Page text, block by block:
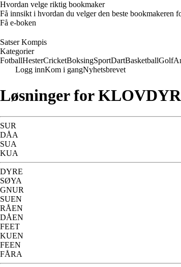
Hvordan velge riktig bookmaker
Få innsikt i hvordan du velger den beste bookmakeren
Få e-boken
Satser Kompis
Kategorier
FotballHesterCricketBoksingSportDartBasketballGolf
Logg innKom i gangNyhetsbrevet
Løsninger for
SUR
DÅA
SUA
KUA
DYRE
SØYA
GNUR
SUEN
RÅEN
DÅEN
FEET
KUEN
FEEN
FÅRA